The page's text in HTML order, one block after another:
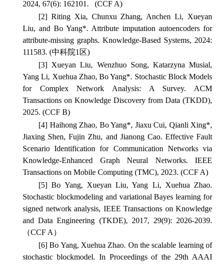
2024, 67(6): 162101.
(CCF A)
[2] Riting Xia, Chunxu Zhang, Anchen Li, Xueyan
Liu, and Bo Yang*. Attribute imputation autoencoders for
attribute-missing graphs. Knowledge-Based Systems, 2024:
111583. (中科院1区)
[3] Xueyan Liu, Wenzhuo Song, Katarzyna Musial,
Yang Li, Xuehua Zhao, Bo Yang*. Stochastic Block Models
for Complex Network Analysis: A Survey. ACM
Transactions on Knowledge Discovery from Data (TKDD),
2025. (CCF B)
[4] Haihong Zhao, Bo Yang*, Jiaxu Cui, Qianli Xing*,
Jiaxing Shen, Fujin Zhu, and Jianong Cao. Effective Fault
Scenario Identification for Communication Networks via
Knowledge-Enhanced Graph Neural Networks. IEEE
Transactions on Mobile Computing (TMC), 2023. (CCF A)
[5] Bo Yang, Xueyan Liu, Yang Li, Xuehua Zhao.
Stochastic blockmodeling and variational Bayes learning for
signed network analysis, IEEE Transactions on Knowledge
and Data Engineering (TKDE), 2017, 29(9): 2026-2039.
（CCF A）
[6] Bo Yang, Xuehua Zhao. On the scalable learning of
stochastic blockmodel. In Proceedings of the 29th AAAI